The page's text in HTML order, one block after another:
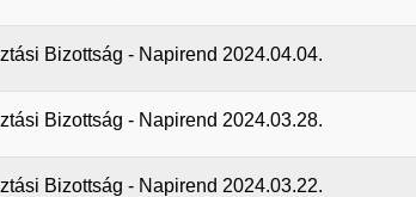
Bizottság - Napirend 2024.04.04.
Bizottság - Napirend 2024.03.28.
Bizottság - Napirend 2024.03.22.